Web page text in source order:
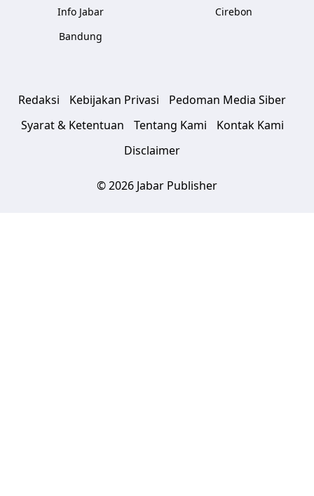
Info Jabar
Bandung
Cirebon
Redaksi Kebijakan Privasi
Pedoman Media Siber
Syarat & Ketentuan
Tentang Kami
Kontak Kami
Disclaimer
© 2026 Jabar Publisher